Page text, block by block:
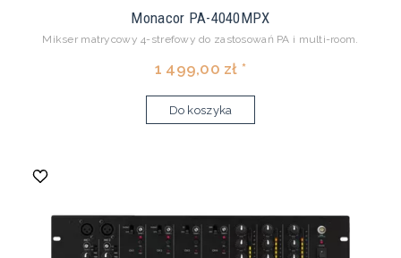
Monacor PA-4040MPX
Mikser matrycowy 4-strefowy do zastosowań PA i multi-room.
1 499,00 zł *
Do koszyka